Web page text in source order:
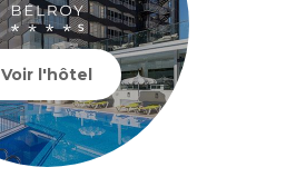
Voir l'hôtel